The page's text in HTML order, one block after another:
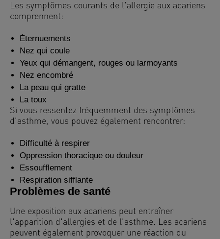
Les symptômes courants de l'allergie aux acariens
comprennent:
Éternuements
Nez qui coule
Yeux qui démangent, rouges ou larmoyants
Nez encombré
La peau qui gratte
La toux
Si vous ressentez fréquemment des symptômes
d'asthme, vous pouvez également rencontrer:
Difficulté à respirer
Oppression thoracique ou douleur
Essoufflement
Respiration sifflante
Problèmes de santé
Une exposition aux acariens peut entraîner
l'apparition d'allergies et de l'asthme. Les acariens
peuvent également provoquer une réaction du